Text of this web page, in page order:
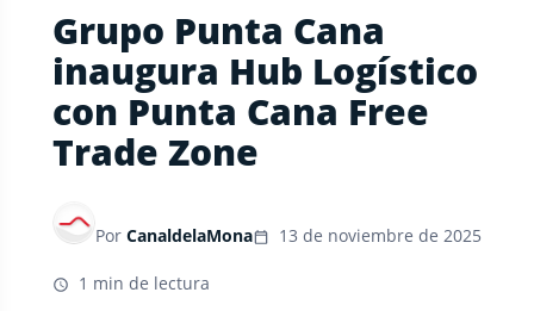
Grupo Punta Cana
inaugura Hub Logístico
con Punta Cana Free
Trade Zone
Por CanaldelaMona 13 de noviembre de 2025
1 min de lectura